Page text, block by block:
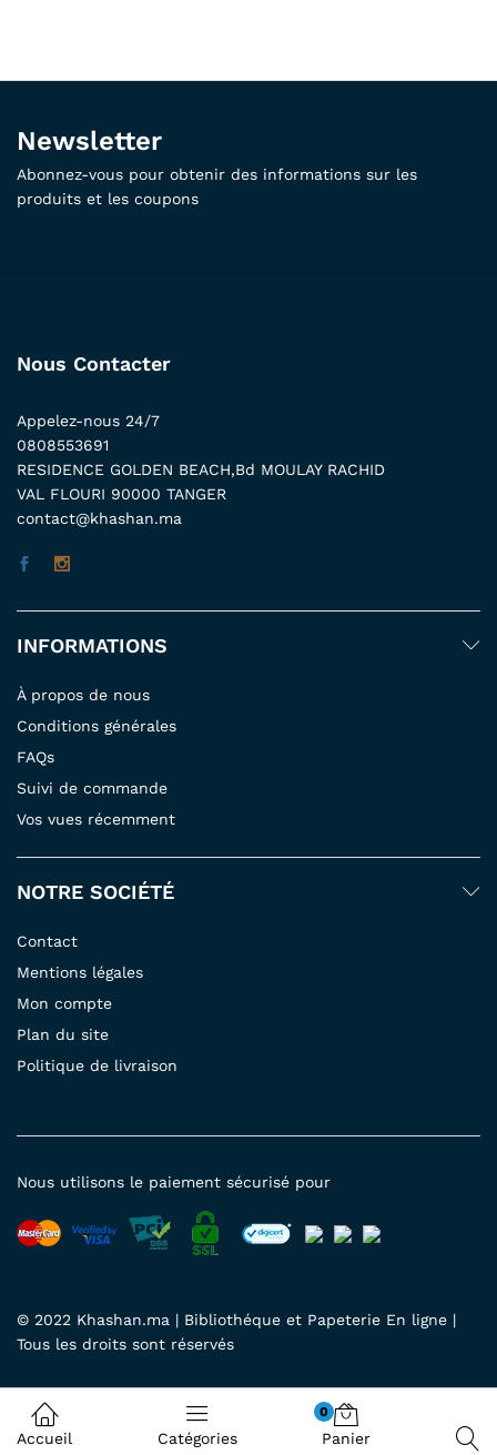
Newsletter
Abonnez-vous pour obtenir des informations sur les
produits et les coupons
Nous Contacter
Appelez-nous 24/7
0808553691
RESIDENCE GOLDEN BEACH,Bd MOULAY RACHID
VAL FLOURI 90000 TANGER
contact@khashan.ma
INFORMATIONS
À propos de nous
Conditions générales
FAQs
Suivi de commande
Vos vues récemment
NOTRE SOCIÉTÉ
Contact
Mentions légales
Mon compte
Plan du site
Politique de livraison
© 2022 Khashan.ma | Bibliothéque et Papeterie En ligne |
Tous les droits sont réservés
Nous utilisons le paiement sécurisé pour
Accueil Catégories
0
Panier